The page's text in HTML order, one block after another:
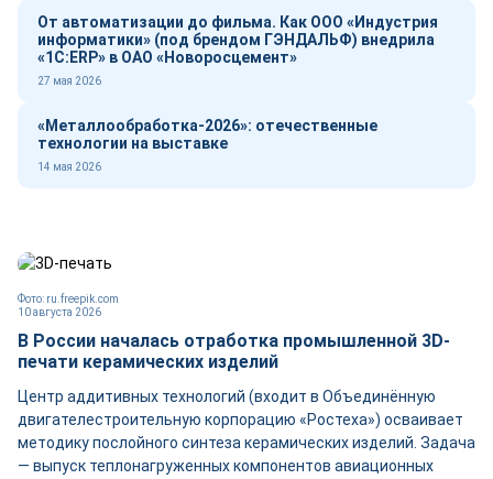
От автоматизации до фильма. Как ООО «Индустрия
информатики» (под брендом ГЭНДАЛЬФ) внедрила
«1С:ERP» в ОАО «Новоросцемент»
27 мая 2026
«Металлообработка-2026»: отечественные
технологии на выставке
14 мая 2026
10 августа 2026
Фото: ru.freepik.com
В России началась отработка промышленной 3D-
печати керамических изделий
Центр аддитивных технологий (входит в Объединённую
двигателестроительную корпорацию «Ростеха») осваивает
методику послойного синтеза керамических изделий. Задача
— выпуск теплонагруженных компонентов авиационных